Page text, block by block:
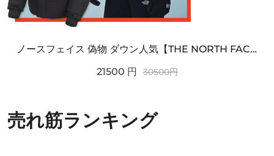
ノースフェイス 偽物 ダウン人気【THE NORTH FACE】M'S 7 SUMMIT HIM...
21500 円 30500円
売れ筋ランキング